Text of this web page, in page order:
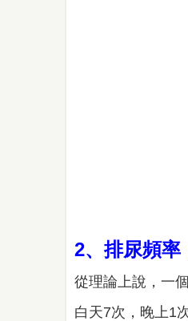
2、排尿頻率
從理論上說，一
白天7次，晚上1